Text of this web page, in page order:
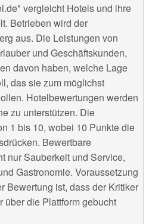
vergleicht Hotels und ihre
Betrieben wird der
aus. Die Leistungen von
und Geschäftskunden,
davon haben, welche Lage
das sie zum möglichst
Hotelbewertungen werden
zu unterstützen. Die
1 bis 10, wobei 10 Punkte die
Bewertbare
nur Sauberkeit und Service,
Gastronomie. Voraussetzung
Bewertung ist, dass der Kritiker
über die Plattform gebucht